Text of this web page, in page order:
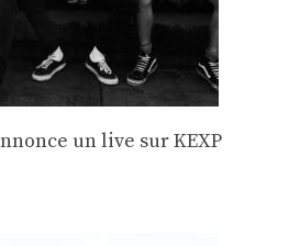
un live sur KEXP